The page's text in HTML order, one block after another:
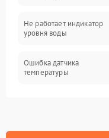
Не работает индикатор
уровня воды
Ошибка датчика
температуры
Ошибка платы